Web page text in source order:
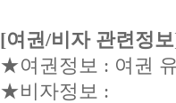
[여권/비자 관련정
★여권정보 : 여권
★비자정보 :